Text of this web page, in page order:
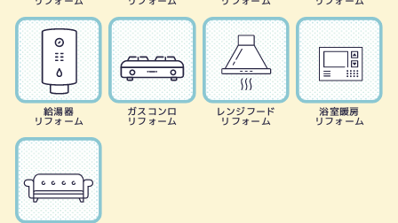
給湯器
リフォーム
ガスコンロ
リフォーム
レンジフード
リフォーム
浴室暖房
リフォーム